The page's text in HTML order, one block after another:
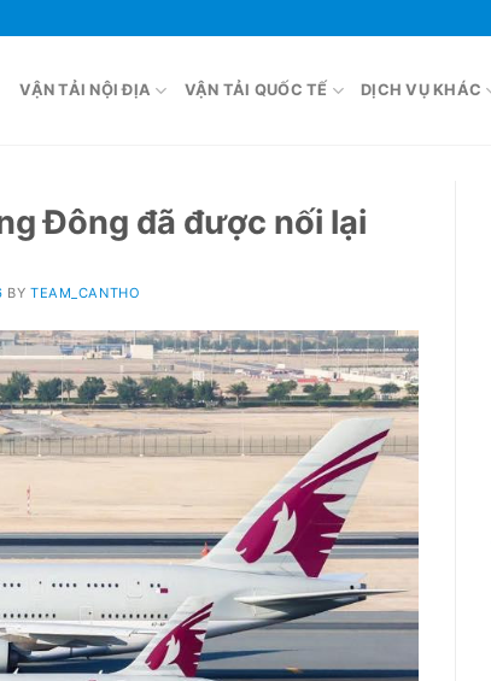
VẬN TẢI NỘI ĐỊA VẬN TẢI QUỐC TẾ DỊCH VỤ KHÁC
Đông đã được nối lại
BYTEAM_CANTHO